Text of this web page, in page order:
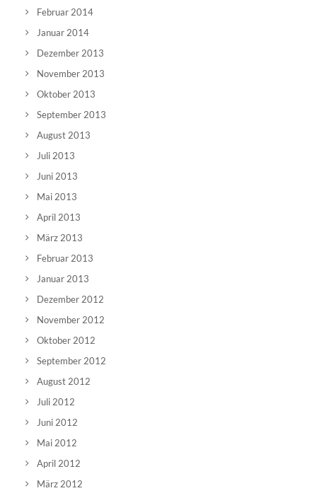
Februar 2014
Januar 2014
Dezember 2013
November 2013
Oktober 2013
September 2013
August 2013
Juli 2013
Juni 2013
Mai 2013
April 2013
März 2013
Februar 2013
Januar 2013
Dezember 2012
November 2012
Oktober 2012
September 2012
August 2012
Juli 2012
Juni 2012
Mai 2012
April 2012
März 2012